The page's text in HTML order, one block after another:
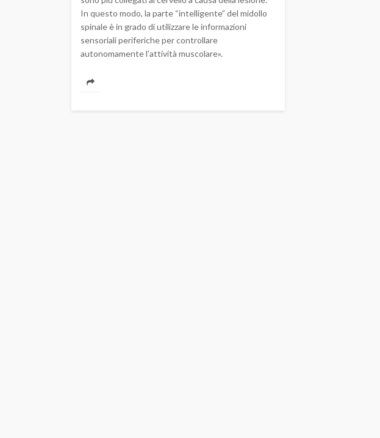
In questo modo, la parte “intelligente” del midollo
spinale è in grado di utilizzare le informazioni
sensoriali periferiche per controllare
autonomamente l’attività muscolare».